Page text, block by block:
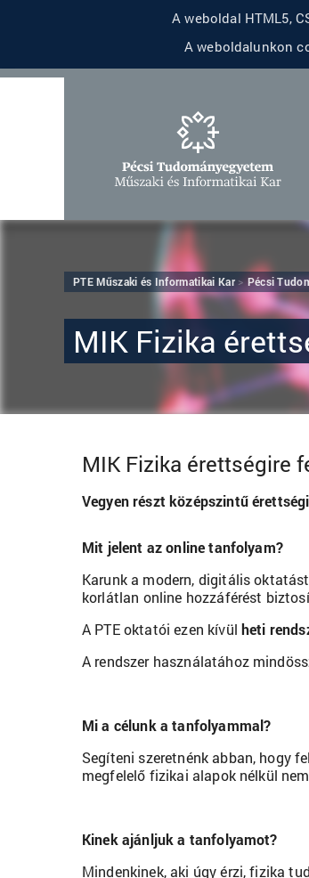
A weboldal HTML5,
A weboldalunkon
PTE Műszaki és Informatikai Kar Pécsi
MIK Fizika
MIK Fizika érettségire
Vegyen részt középszintű
Mit jelent az online tanfolyam?
Karunk a modern, digitális
korlátlan online hozzáférést
A PTE oktatói ezen kívül heti
A rendszer használatához
Mi a célunk a tanfolyammal?
Segíteni szeretnénk abban, hogy
megfelelő fizikai alapok nélkül
Kinek ajánljuk a tanfolyamot?
Mindenkinek, aki úgy érzi, fizika